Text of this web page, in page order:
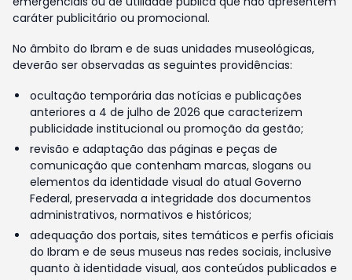
caráter publicitário ou promocional.
No âmbito do Ibram e de suas unidades museológicas,
deverão ser observadas as seguintes providências:
ocultação temporária das notícias e publicações
anteriores a 4 de julho de 2026 que caracterizem
publicidade institucional ou promoção da gestão;
revisão e adaptação das páginas e peças de
comunicação que contenham marcas, slogans ou
elementos da identidade visual do atual Governo
Federal, preservada a integridade dos documentos
administrativos, normativos e históricos;
adequação dos portais, sites temáticos e perfis oficiais
do Ibram e de seus museus nas redes sociais, inclusive
quanto à identidade visual, aos conteúdos publicados e